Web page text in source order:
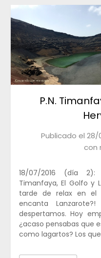
P.N.
Publicado el 28/
con
18/07/2016 (día
Timanfaya, El Golfo y
tarde de relax en el
encanta
despertamos. Hoy
¿acaso pensabas que
como lagartos? Los